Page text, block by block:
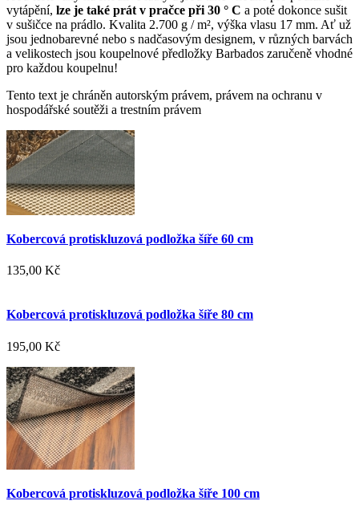
vytápění, lze je také prát v pračce při 30 ° C a poté dokonce sušit
v sušičce na prádlo. Kvalita 2.700 g / m², výška vlasu 17 mm. Ať už
jsou jednobarevné nebo s nadčasovým designem, v různých barvách
a velikostech jsou koupelnové předložky Barbados zaručeně vhodné
pro každou koupelnu!
Tento text je chráněn autorským právem, právem na ochranu v
hospodářské soutěži a trestním právem
Kobercová protiskluzová podložka šíře 60 cm
135,00 Kč
Kobercová protiskluzová podložka šíře 80 cm
195,00 Kč
Kobercová protiskluzová podložka šíře 100 cm